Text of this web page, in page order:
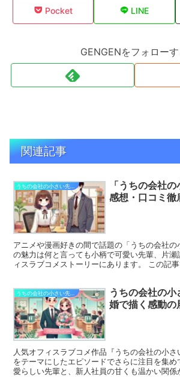
Pocket LINE
GENGENをフォローす
関連記事
「うちの会社
感想・口コミ徹
アニメや漫画好きの間で話題の「うちの会社
の魅力は何と言っても小柄で可愛い先輩、片瀬
ィスラブコメストーリーにあります。 この記
うちの会社の小さい先輩の話
うちの会社の
婚で描く感動の
人気オフィスラブコメ作品『うちの会社の小
をテーマにしたエピソードでさらに注目を集
愛らしい先輩と、新人社員の甘くも温かい関係